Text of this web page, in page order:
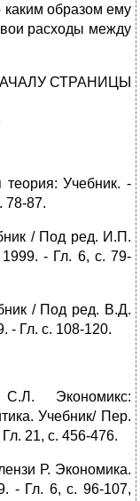
каким образом ему
расходы между
СТРАНИЦЫ
Учебник. -
78-87.
/ Под ред. И.П.
- Гл. 6, с. 79-
/ Под ред. В.Д.
Гл. с. 108-120.
Экономикс:
Учебник/ Пер.
21, с. 456-476.
Р. Экономика.
- Гл. 6, с. 96-107,